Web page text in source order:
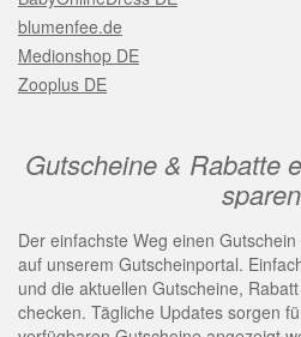
blumenfee.de
Medionshop DE
Zooplus DE
Gutscheine & Rabatte
sparen
Der einfachste Weg einen
auf unserem Gutscheinportal.
und die aktuellen Gutscheine,
checken. Tägliche Updates sorgen